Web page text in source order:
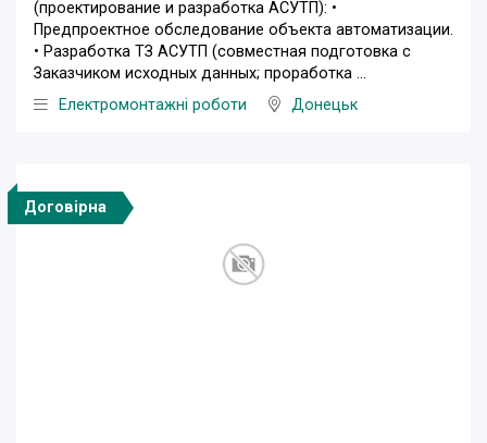
(проектирование и разработка АСУТП): •
Предпроектное обследование объекта автоматизации.
• Разработка ТЗ АСУТП (совместная подготовка с
Заказчиком исходных данных; проработка ...
Електромонтажні роботи
Донецьк
Договірна